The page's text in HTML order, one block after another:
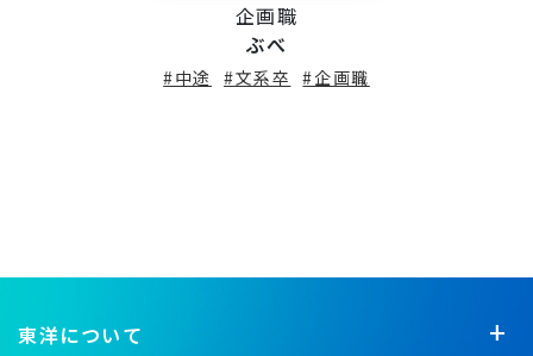
営業職
カッサー
#文系卒 #新卒 #管理職
東洋について